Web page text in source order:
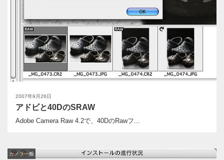
2007年9月26日
アドビと40DのSRAW
Adobe Camera Raw 4.2で、40DのRawフ...
カメラ一般